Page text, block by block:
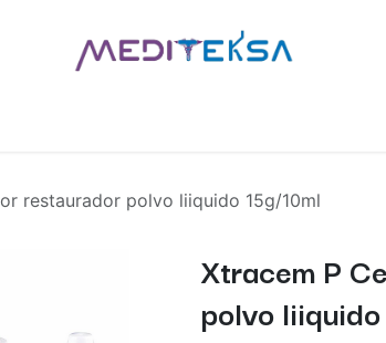
restaurador polvo liiquido 15g/10ml
Xtracem P
polvo